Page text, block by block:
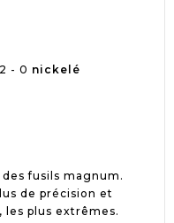
- 0 nickelé
fusils magnum.
de précision et
les plus extrêmes.